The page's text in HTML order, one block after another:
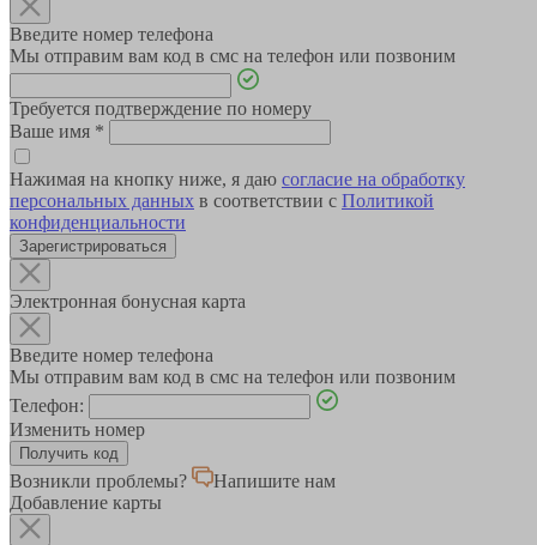
Введите номер телефона
Мы отправим вам код в смс на телефон или позвоним
Требуется подтверждение по номеру
Ваше имя *
Нажимая на кнопку ниже, я даю согласие на обработку
персональных данных в соответствии с Политикой
конфиденциальности
Зарегистрироваться
Электронная бонусная карта
Введите номер телефона
Мы отправим вам код в смс на телефон или позвоним
Телефон:
Изменить номер
Возникли проблемы?
Напишите нам
Добавление карты